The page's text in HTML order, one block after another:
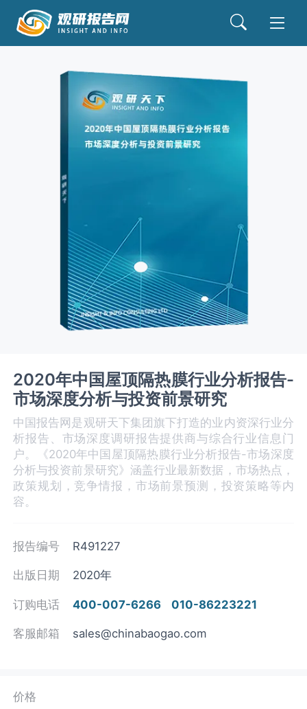
2020年中国屋顶隔热膜行业分析报告-
市场深度分析与投资前景研究
中国报告网是观研天下集团旗下打造的业内资深行业分
析报告、市场深度调研报告提供商与综合行业信息门
户。《2020年中国屋顶隔热膜行业分析报告-市场深度
分析与投资前景研究》涵盖行业最新数据，市场热点，
政策规划，竞争情报，市场前景预测，投资策略等内
容。
报告编号 R491227
出版日期 2020年
订购电话 400-007-6266 010-86223221
客服邮箱 sales@chinabaogao.com
价格